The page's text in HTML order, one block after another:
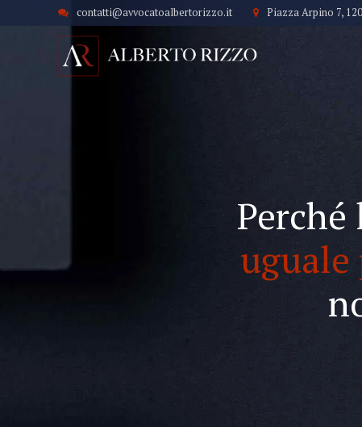
contatti@avvocatoalbertorizzo.it Piazza Arpino 7,
Perché